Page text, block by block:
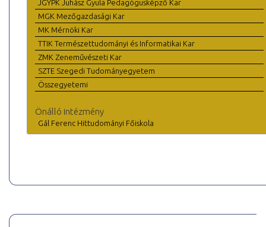
JGYPK Juhász Gyula Pedagógusképző Kar
MGK Mezőgazdasági Kar
MK Mérnöki Kar
TTIK Természettudományi és Informatikai Kar
ZMK Zeneművészeti Kar
SZTE Szegedi Tudományegyetem
Összegyetemi
Önálló intézmény
Gál Ferenc Hittudományi Főiskola